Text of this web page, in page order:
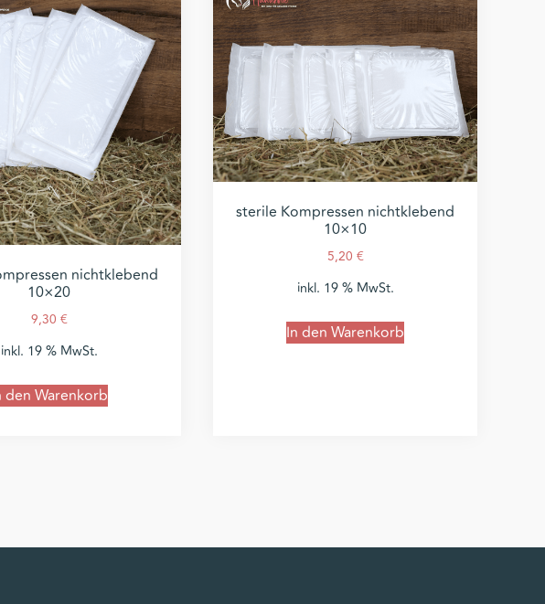
nichtklebend
10×20
9,30 €
inkl. 19 % MwSt.
den Warenkorb
sterile Kompressen nichtklebend
10×10
5,20 €
inkl. 19 % MwSt.
In den Warenkorb